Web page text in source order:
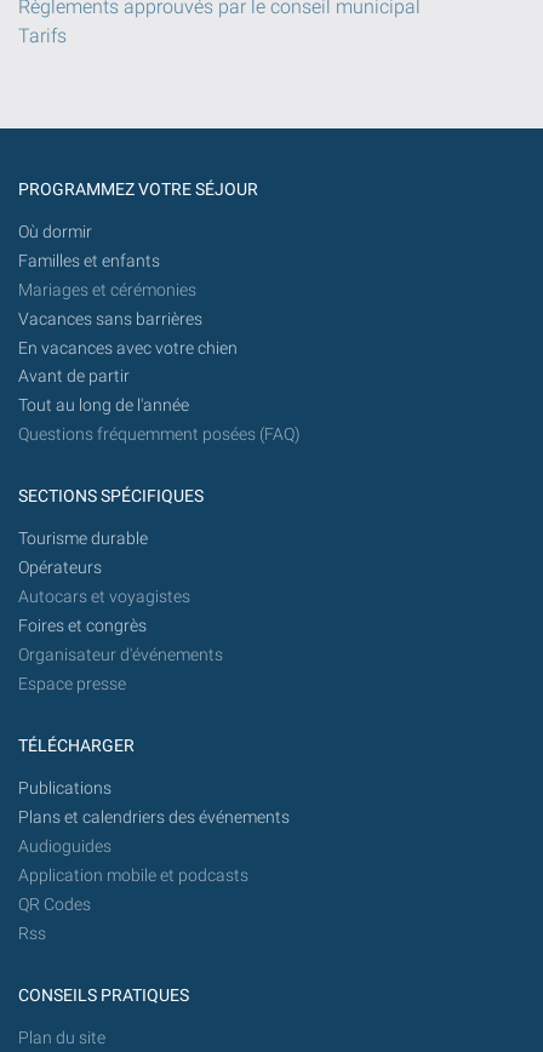
Règlements approuvés par le conseil municipal
Tarifs
PROGRAMMEZ VOTRE SÉJOUR
Où dormir
Familles et enfants
Mariages et cérémonies
Vacances sans barrières
En vacances avec votre chien
Avant de partir
Tout au long de l'année
Questions fréquemment posées (FAQ)
SECTIONS SPÉCIFIQUES
Tourisme durable
Opérateurs
Autocars et voyagistes
Foires et congrès
Organisateur d'événements
Espace presse
TÉLÉCHARGER
Publications
Plans et calendriers des événements
Audioguides
Application mobile et podcasts
QR Codes
Rss
CONSEILS PRATIQUES
Plan du site